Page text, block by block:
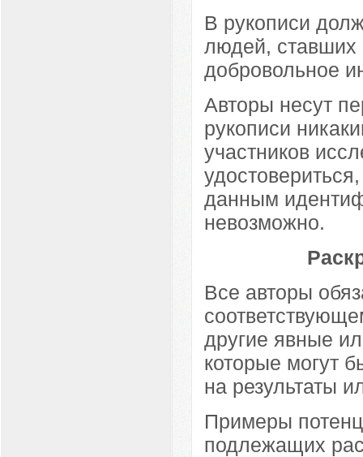
В рукописи
людей, ставших
добровольное
Авторы несут
рукописи
участников
данным
невозможно.
Все авторы
другие явные
которые могут
на результаты
Примеры
подлежащих